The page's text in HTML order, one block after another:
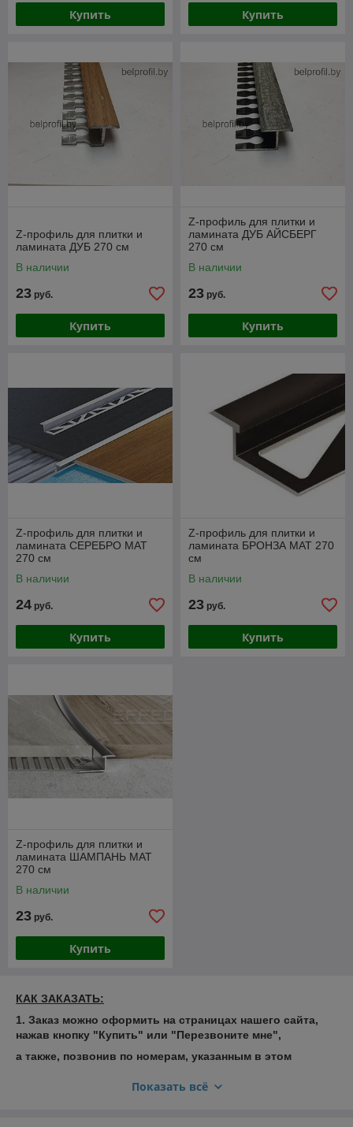
Купить Купить
Z-профиль для плитки и
ламината ДУБ 270 см
В наличии
23 руб.
Купить
Z-профиль для плитки и
ламината ДУБ АЙСБЕРГ
270 см
В наличии
23 руб.
Купить
Z-профиль для плитки и
ламината СЕРЕБРО МАТ
270 см
В наличии
24 руб.
Купить
Z-профиль для плитки и
ламината БРОНЗА МАТ 270
см
В наличии
23 руб.
Купить
Z-профиль для плитки и
ламината ШАМПАНЬ МАТ
270 см
В наличии
23 руб.
Купить
КАК ЗАКАЗАТЬ:
1. Заказ можно оформить на страницах нашего сайта,
нажав кнопку "Купить" или "Перезвоните мне",
а также, позвонив по номерам, указанным в этом
2. Наш менеджер Вам перезвонит и проконсультирует.
Показать всё